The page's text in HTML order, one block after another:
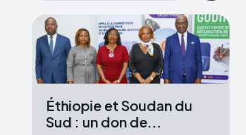
Éthiopie et Soudan du
Sud : un don de...